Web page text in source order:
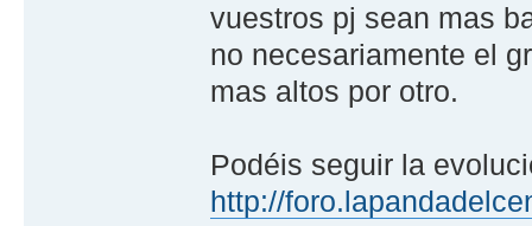
vuestros pj sean mas
no necesariamente el
mas altos por otro.
Podéis seguir la
http://